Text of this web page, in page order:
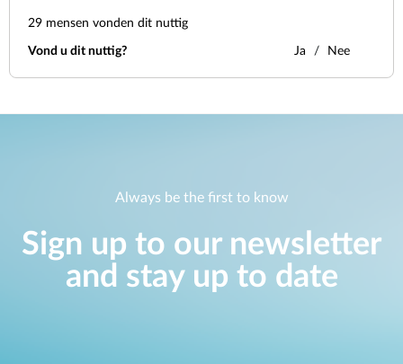
29 mensen vonden dit nuttig
Vond u dit nuttig? Ja Nee
Always be the first to know
Sign up to our newsletter
and stay up to date